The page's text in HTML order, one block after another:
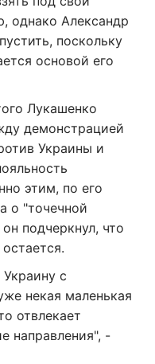
однако Александр
поскольку
основой его
Лукашенко
демонстрацией
Украины и
этим, по его
о "точечной
подчеркнул, что
с
некая маленькая
отвлекает
направления", -